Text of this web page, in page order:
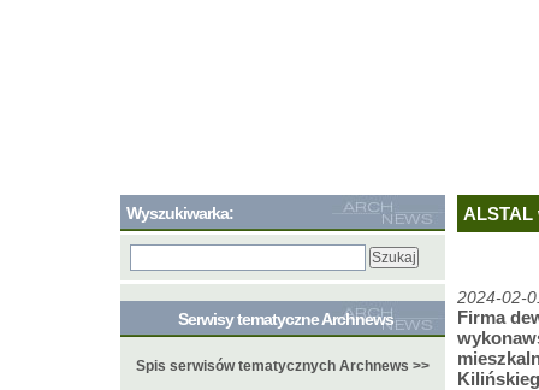
ALSTAL
2024-02-
Firma
Wyszukiwarka:
Serwisy tematyczne Archnews
Spis serwisów tematycznych Archnews >>